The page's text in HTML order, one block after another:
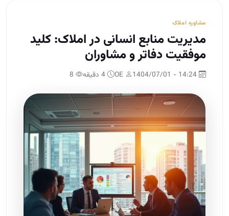
مشاوره املاک
مدیریت منابع انسانی در املاک: کلید
موفقیت دفاتر و مشاوران